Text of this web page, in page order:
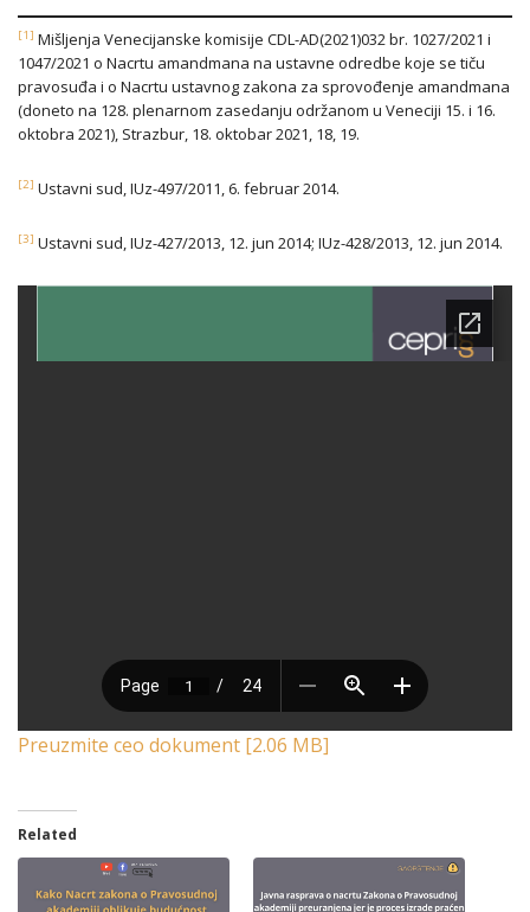
[1] Mišljenja Venecijanske komisije CDL-AD(2021)032 br. 1027/2021 i
1047/2021 o Nacrtu amandmana na ustavne odredbe koje se tiču
pravosuđa i o Nacrtu ustavnog zakona za sprovođenje amandmana
(doneto na 128. plenarnom zasedanju održanom u Veneciji 15. i 16.
oktobra 2021), Strazbur, 18. oktobar 2021, 18, 19.
[2] Ustavni sud, IUz-497/2011, 6. februar 2014.
[3] Ustavni sud, IUz-427/2013, 12. jun 2014; IUz-428/2013, 12. jun 2014.
Preuzmite ceo dokument [2.06 MB]
Related